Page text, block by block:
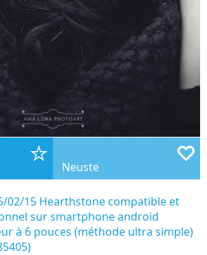
Neuste
02/15 Hearthstone compatible et
sur smartphone android
à 6 pouces (méthode ultra simple)